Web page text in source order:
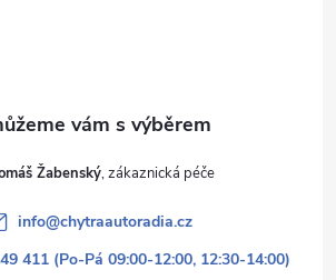
Žabenský
info@chytraautoradia.cz
411 (Po-Pá 09:00-12:00, 12:30-14:00)